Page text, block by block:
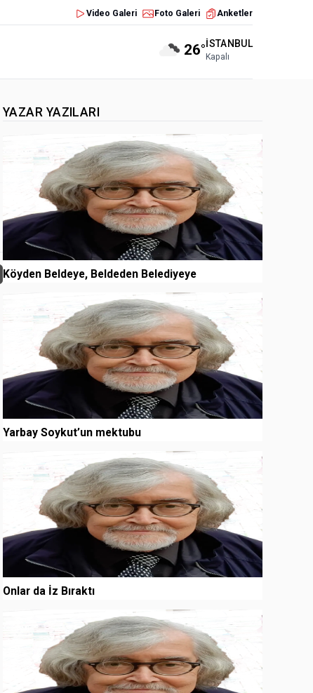
Video Galeri Foto Galeri Anketler
26°İSTANBUL
Kapalı
YAZAR YAZILARI
Köyden Beldeye, Beldeden Belediyeye
Yarbay Soykut’un mektubu
Onlar da İz Bıraktı